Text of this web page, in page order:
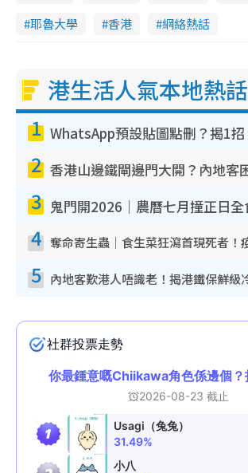
耶魯大學
香港 網絡熱話
港生活人氣本地熱話
1
2
3
4
5